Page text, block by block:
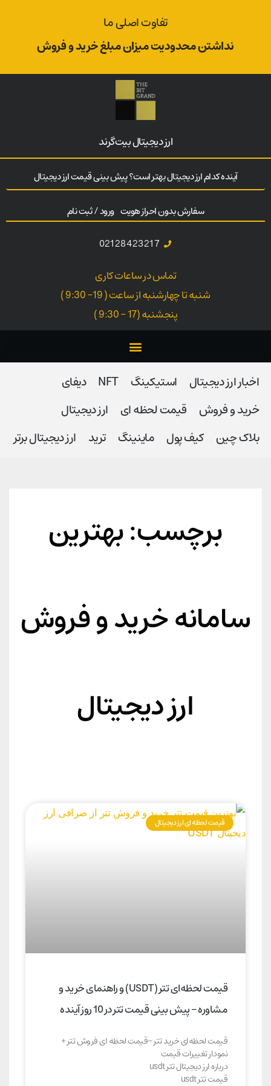
تفاوت اصلی ما
نداشتن محدودیت میزان مبلغ خرید و فروش
ارز‌ دیجیتال بیت‌گرند
آینده کدام ارز دیجیتال بهتر است؟ پیش بینی قیمت ارز دیجیتال
سفارش بدون احراز هویت ورود / ثبت نام
02128423217
تماس در ساعات کاری
شنبه تا چهارشنبه از ساعت ( 19- 9:30 )
پنجشنبه (17 - 9:30 )
اخبار ارز دیجیتال استیکینگ NFT
دیفای
خرید و فروش
قیمت لحظه ای
ارز دیجیتال
بلاک‌ چین
کیف پول ماینینگ ترید ارز دیجیتال برتر
برچسب: بهترین
سامانه خرید و فروش
ارز دیجیتال
قیمت لحظه ای ارز دیجیتال
قیمت لحظه‌ای تتر (USDT) و راهنمای خرید و
مشاوره – پیش بینی قیمت تتر در 10 روز آینده
قیمت لحظه‌ای خرید تتر -قیمت لحظه ای فروش تتر +
نمودار تغییرات قیمت
درباره ارز دیجیتال تتر usdt
قیمت تتر usdt